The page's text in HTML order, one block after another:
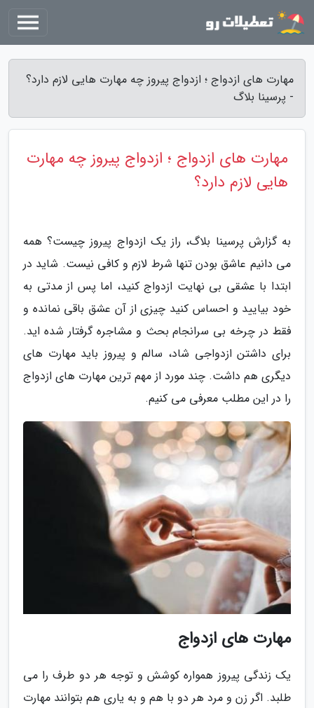
مهارت های ازدواج ؛ ازدواج پیروز چه مهارت هایی لازم دارد؟
- پرسینا بلاگ
مهارت های ازدواج ؛ ازدواج پیروز چه مهارت
هایی لازم دارد؟
به گزارش پرسینا بلاگ، راز یک ازدواج پیروز چیست؟ همه
می دانیم عاشق بودن تنها شرط لازم و کافی نیست. شاید در
ابتدا با عشقی بی نهایت ازدواج کنید، اما پس از مدتی به
خود بیایید و احساس کنید چیزی از آن عشق باقی نمانده و
فقط در چرخه بی سرانجام بحث و مشاجره گرفتار شده اید.
برای داشتن ازدواجی شاد، سالم و پیروز باید مهارت های
دیگری هم داشت. چند مورد از مهم ترین مهارت های ازدواج
را در این مطلب معرفی می کنیم.
مهارت های ازدواج
یک زندگی پیروز همواره کوشش و توجه هر دو طرف را می
طلبد. اگر زن و مرد هر دو با هم و به یاری هم بتوانند مهارت